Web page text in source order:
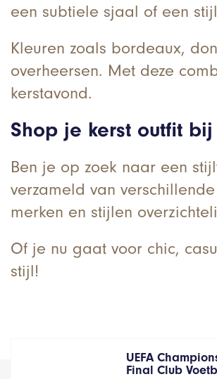
een subtiele sjaal of een
Kleuren zoals bordeaux,
overheersen. Met deze
kerstavond.
Shop je kerst outfit
Ben je op zoek naar een
verzameld van
merken en stijlen
Of je nu gaat voor chic,
stijl!
UEFA
Final Club